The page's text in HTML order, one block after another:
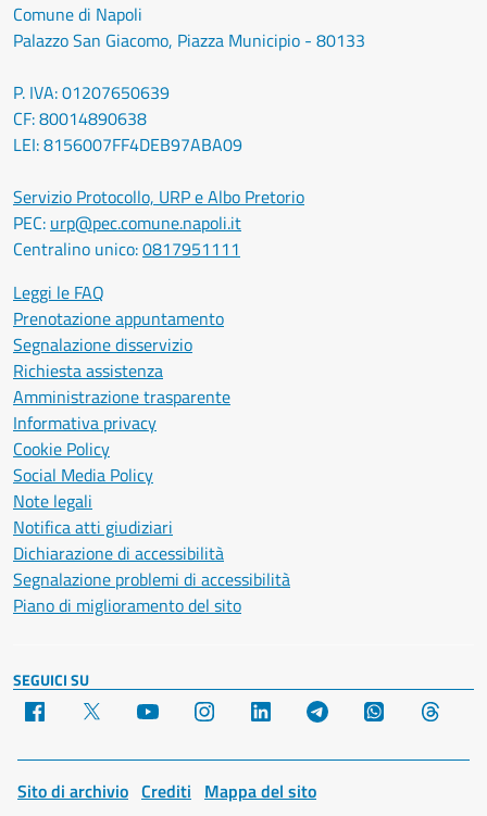
Comune di Napoli
Palazzo San Giacomo, Piazza Municipio - 80133
P. IVA: 01207650639
CF: 80014890638
LEI: 8156007FF4DEB97ABA09
Servizio Protocollo, URP e Albo Pretorio
PEC: urp@pec.comune.napoli.it
Centralino unico:0817951111
Leggi le FAQ
Prenotazione appuntamento
Segnalazione disservizio
Richiesta assistenza
Amministrazione trasparente
Informativa privacy
Cookie Policy
Social Media Policy
Note legali
Notifica atti giudiziari
Dichiarazione di accessibilità
Segnalazione problemi di accessibilità
Piano di miglioramento del sito
SEGUICI SU
Facebook YouTube Instagram LinkedIn Telegram WhatsApp
Sito di archivio Crediti Mappa del sito